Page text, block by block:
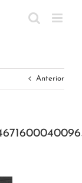
Anterior